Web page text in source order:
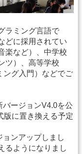
ラミング言語で
どに採用されてい
楽など）、中学校
ツ）、高等学校
ング入門）などでご
バージョンV4.0を公
版に置き換える予定
ンアップしまし
るようになりまし